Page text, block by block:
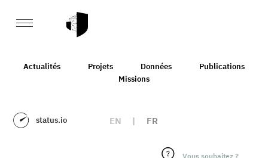
Actualités Projets Données
Publications
Missions
status.io EN | FR